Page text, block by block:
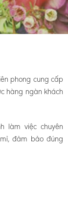
phong cung cấp
hàng ngàn khách
làm việc chuyên
đảm bảo đúng